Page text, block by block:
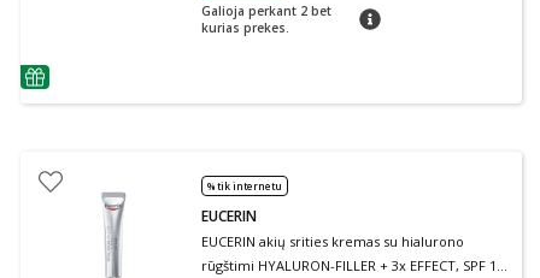
patarimas
Galioja perkant 2 bet
kurias prekes.
patarimas
% tik internetu
EUCERIN
EUCERIN akių srities kremas su hialurono
rūgštimi HYALURON-FILLER + 3x EFFECT, SPF 15,